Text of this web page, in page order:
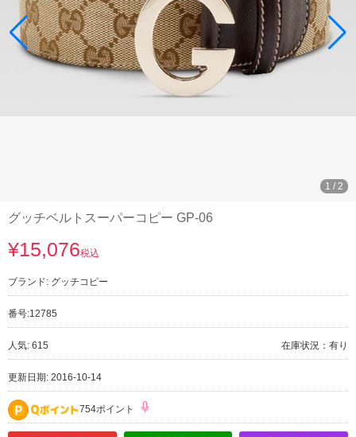
1 / 2
グッチベルトスーパーコピー GP-06
¥15,076税込
ブランド: グッチコピー
番号:12785
人気: 615 在庫状況：有り
更新日期: 2016-10-14
754ポイント